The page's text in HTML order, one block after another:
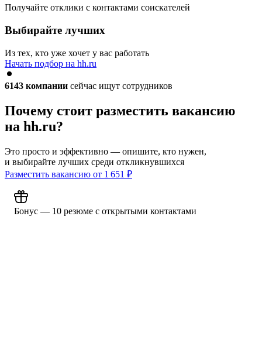
Получайте отклики с контактами соискателей
Выбирайте лучших
Из тех, кто уже хочет у вас работать
Начать подбор на hh.ru
6143 компании сейчас ищут сотрудников
Почему стоит разместить вакансию
на hh.ru?
Это просто и эффективно — опишите, кто нужен,
и выбирайте лучших среди откликнувшихся
Разместить вакансию от 1 651 ₽
Бонус — 10 резюме с открытыми контактами